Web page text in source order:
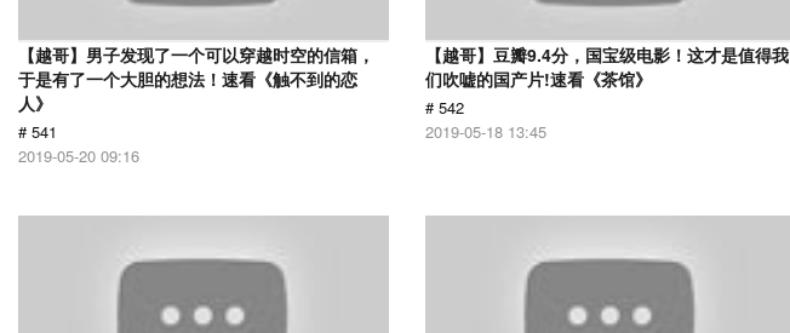
【越哥】男子发现了一个可以穿越时空的信箱，
于是有了一个大胆的想法！速看《触不到的恋
人》
# 541
2019-05-20 09:16
【越哥】豆瓣9.4分，国宝级电影！这才是值得我
们吹嘘的国产片!速看《茶馆》
# 542
2019-05-18 13:45